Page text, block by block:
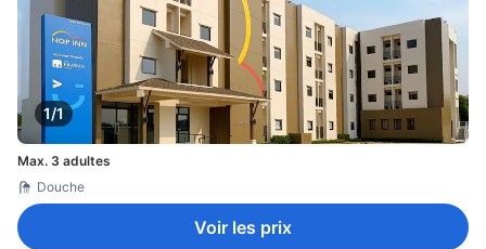
1/1
Max. 3 adultes
Douche
Voir les prix